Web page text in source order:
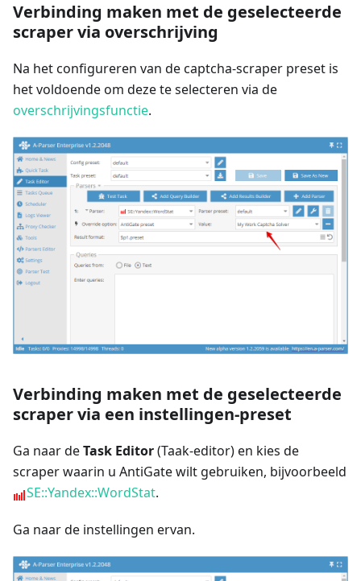
Verbinding maken met de geselecteerde
scraper via overschrijving
Na het configureren van de captcha-scraper preset is
het voldoende om deze te selecteren via de
overschrijvingsfunctie.
Verbinding maken met de geselecteerde
scraper via een instellingen-preset
Ga naar deTask Editor(Taak-editor) en kies de
scraper waarin u AntiGate wilt gebruiken, bijvoorbeeld
SE::Yandex::WordStat.
Ga naar de instellingen ervan.